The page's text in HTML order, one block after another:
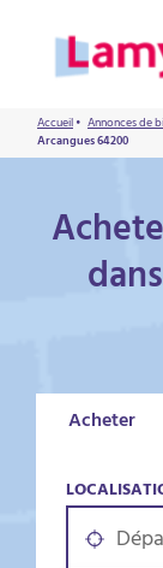
Accueil• Annonces de
Arcangues 64200
Acheter